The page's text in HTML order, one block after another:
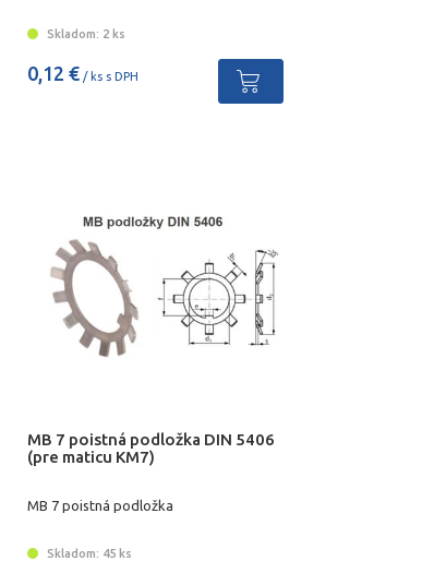
Skladom: 2 ks
0,12 €/ ks s DPH
MB 7 poistná podložka DIN 5406
(pre maticu KM7)
MB 7 poistná podložka
Skladom: 45 ks